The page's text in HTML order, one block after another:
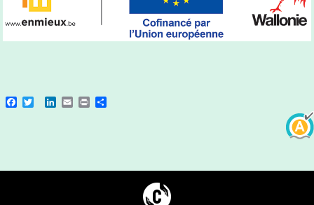
Facebook
TwitterLinkedIn
EmailPrint